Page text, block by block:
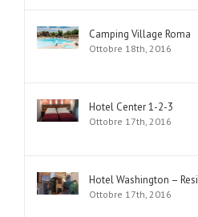
Camping Village Roma
Ottobre 18th, 2016
Hotel Center 1-2-3
Ottobre 17th, 2016
Hotel Washington – Resi
Ottobre 17th, 2016